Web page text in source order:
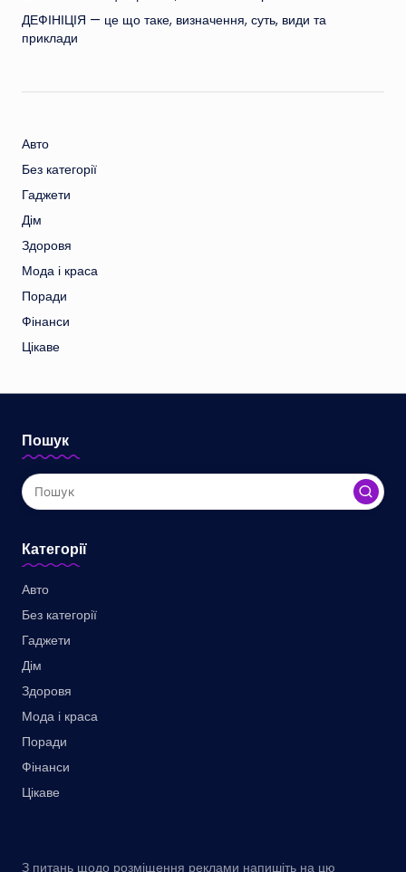
ДЕФІНІЦІЯ — це що таке, визначення, суть, види та
приклади
Авто
Без категорії
Гаджети
Дім
Здоровя
Мода і краса
Поради
Фінанси
Цікаве
Пошук
Категорії
Авто
Без категорії
Гаджети
Дім
Здоровя
Мода і краса
Поради
Фінанси
Цікаве
З питань щодо розміщення реклами напишіть на цю